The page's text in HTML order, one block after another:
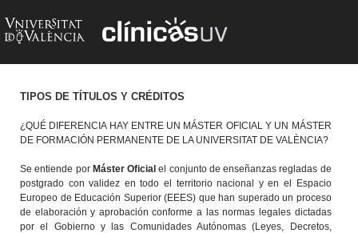
TIPOS DE TÍTULOS Y CRÉDITOS
¿QUÉ DIFERENCIA HAY ENTRE UN MÁSTER OFICIAL Y UN MÁSTER
DE FORMACIÓN PERMANENTE DE LA UNIVERSITAT DE VALÈNCIA?
Se entiende por Máster Oficial el conjunto de enseñanzas regladas de
postgrado con validez en todo el territorio nacional y en el Espacio
Europeo de Educación Superior (EEES) que han superado un proceso
de elaboración y aprobación conforme a las normas legales dictadas
por el Gobierno y las Comunidades Autónomas (Leyes, Decretos,